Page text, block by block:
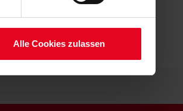
Alle Cookies zulassen